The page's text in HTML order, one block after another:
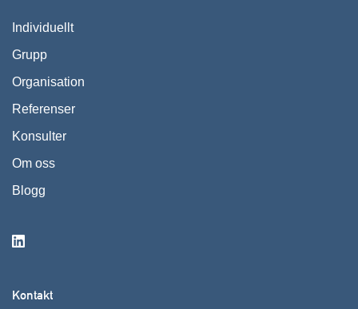
Individuellt
Grupp
Organisation
Referenser
Konsulter
Om oss
Blogg
Kontakt